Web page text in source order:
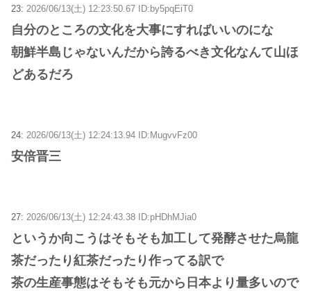
23: 2026/06/13(土) 12:23:50.67 ID:by5pqEiT0
自分のところの文化を大事にすればいいのにな
朝鮮半島じゃないんだから誇るべき文化なんて山ほ
どあるだろ
24: 2026/06/13(土) 12:24:13.94 ID:MugvvFz00
安倍晋三
27: 2026/06/13(土) 12:24:43.38 ID:pHDhMJia0
というか向こうはそもそも加工して発酵させた烏龍
茶だったり紅茶だったり作ってる訳で
茶の生産事態はそもそも元から日本より量多いので